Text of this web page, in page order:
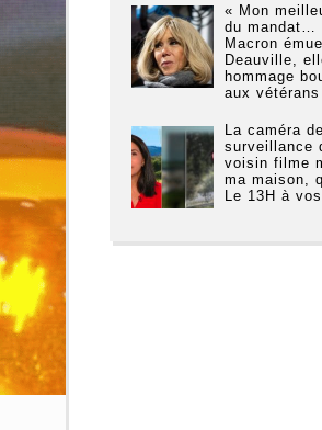
« Mon
du mandat…
Macron
Deauville,
hommage
aux vétérans
La caméra de
surveillance
voisin filme
ma maison,
Le 13H à